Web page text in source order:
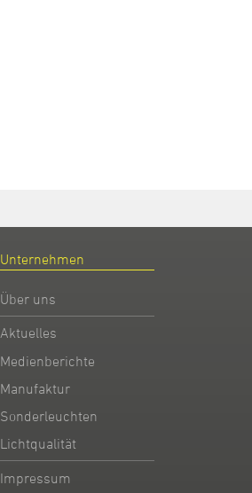
Unternehmen
Über uns
Aktuelles
Medienberichte
Manufaktur
Sonderleuchten
Lichtqualität
Impressum